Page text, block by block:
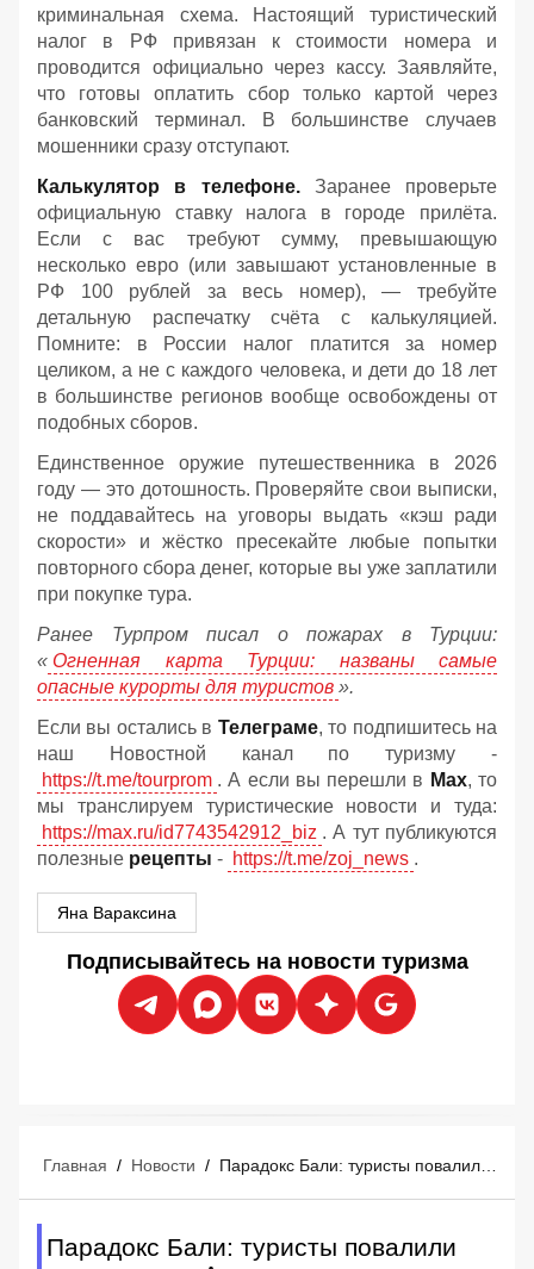
криминальная схема. Настоящий туристический
налог в РФ привязан к стоимости номера и
проводится официально через кассу. Заявляйте,
что готовы оплатить сбор только картой через
банковский терминал. В большинстве случаев
мошенники сразу отступают.
Калькулятор в телефоне.Заранее проверьте
официальную ставку налога в городе прилёта.
Если с вас требуют сумму, превышающую
несколько евро (или завышают установленные в
РФ 100 рублей за весь номер), — требуйте
детальную распечатку счёта с калькуляцией.
Помните: в России налог платится за номер
целиком, а не с каждого человека, и дети до 18 лет
в большинстве регионов вообще освобождены от
подобных сборов.
Единственное оружие путешественника в 2026
году — это дотошность. Проверяйте свои выписки,
не поддавайтесь на уговоры выдать «кэш ради
скорости» и жёстко пресекайте любые попытки
повторного сбора денег, которые вы уже заплатили
при покупке тура.
Ранее Турпром писал о пожарах в Турции:
« Огненная карта Турции: названы самые
опасные курорты для туристов ».
Если вы остались в Телеграме, то подпишитесь на
наш Новостной канал по туризму -
https://t.me/tourprom . А если вы перешли в Мах, то
мы транслируем туристические новости и туда:
https://max.ru/id7743542912_biz . А тут публикуются
полезные рецепты - https://t.me/zoj_news .
Яна Вараксина
Подписывайтесь на новости туризма
Главная / Новости /
Парадокс Бали: туристы повалили